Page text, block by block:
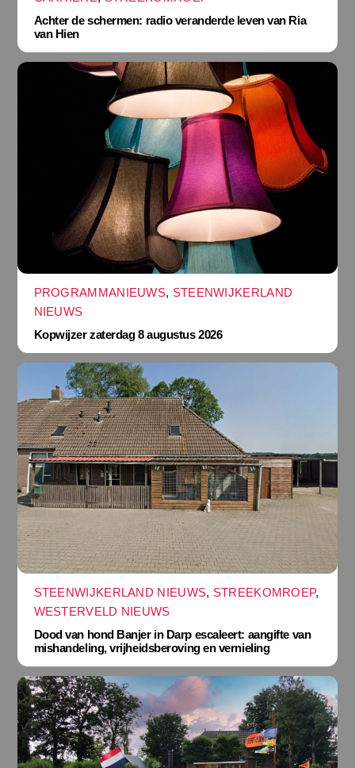
Achter de schermen: radio veranderde leven van Ria
van Hien
PROGRAMMANIEUWS, STEENWIJKERLAND
NIEUWS
Kopwijzer zaterdag 8 augustus 2026
STEENWIJKERLAND NIEUWS, STREEKOMROEP,
WESTERVELD NIEUWS
Dood van hond Banjer in Darp escaleert: aangifte van
mishandeling, vrijheidsberoving en vernieling